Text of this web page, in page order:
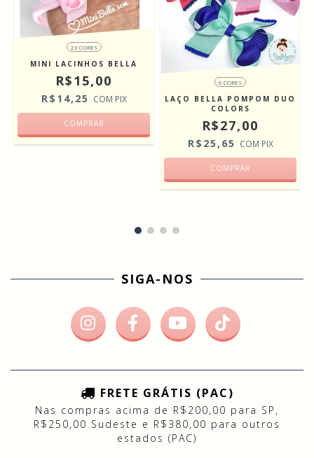
23 CORES
MINI LACINHOS BELLA
R$15,00
R$14,25 COM PIX
COMPRAR
6 CORES
LAÇO BELLA POMPOM DUO
COLORS
R$27,00
R$25,65 COM PIX
COMPRAR
SIGA-NOS
FRETE GRÁTIS (PAC)
Nas compras acima de R$200,00 para SP,
R$250,00 Sudeste e R$380,00 para outros
estados (PAC)